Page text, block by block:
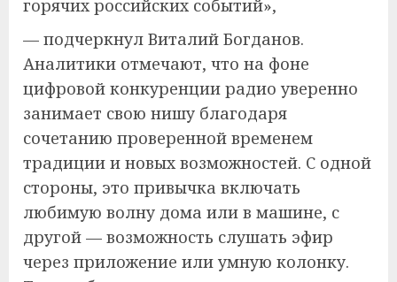
горячих российских событий»,
— подчеркнул Виталий Богданов.
Аналитики отмечают, что на фоне
цифровой конкуренции радио уверенно
занимает свою нишу благодаря
сочетанию проверенной временем
традиции и новых возможностей. С одной
стороны, это привычка включать
любимую волну дома или в машине, с
другой — возможность слушать эфир
через приложение или умную колонку.